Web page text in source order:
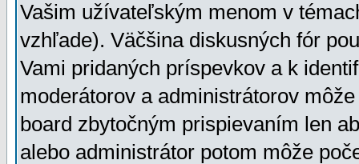
Vašim užívateľským menom v
vzhľade). Väčšina diskusných fór
Vami pridaných príspevkov a k
moderátorov a administrátorov
board zbytočným prispievaním len
alebo administrátor potom môže